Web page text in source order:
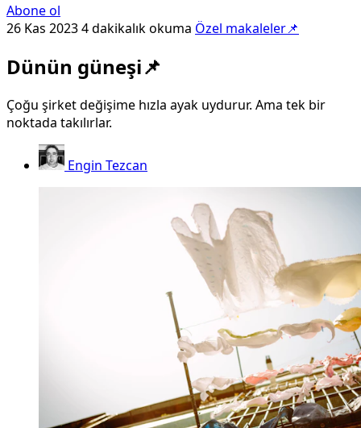
Abone ol
26 Kas 20234 dakikalık okuma Özel makaleler📌
Dünün güneşi📌
Çoğu şirket değişime hızla ayak uydurur. Ama tek bir
noktada takılırlar.
Engin Tezcan